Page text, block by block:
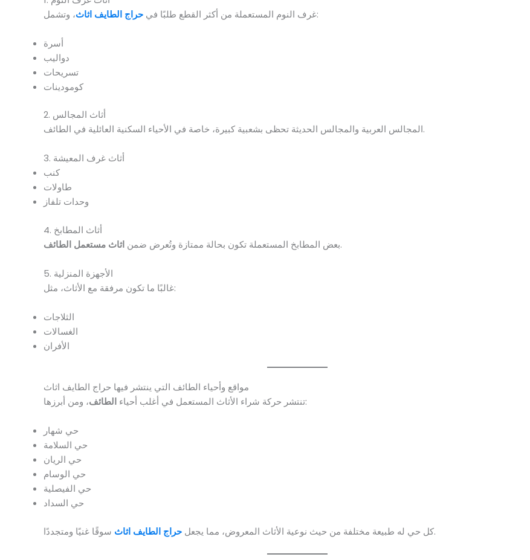
غرف النوم المستعملة من أكثر القطع طلبًا في حراج الطايف اثاث ، وتشمل:
أسرة
دواليب
تسريحات
كومودينات
2. أثاث المجالس
المجالس العربية والمجالس الحديثة تحظى بشعبية كبيرة، خاصة في الأحياء السكنية العائلية في الطائف.
3. أثاث غرف المعيشة
كنب
طاولات
وحدات تلفاز
4. أثاث المطابخ
بعض المطابخ المستعملة تكون بحالة ممتازة وتُعرض ضمن اثاث مستعمل الطائف .
5. الأجهزة المنزلية
غالبًا ما تكون مرفقة مع الأثاث، مثل:
الثلاجات
الغسالات
الأفران
مواقع وأحياء الطائف التي ينتشر فيها حراج الطايف اثاث
تنتشر حركة شراء الأثاث المستعمل في أغلب أحياء الطائف ، ومن أبرزها:
حي شهار
حي السلامة
حي الريان
حي الوسام
حي الفيصلية
حي السداد
كل حي له طبيعة مختلفة من حيث نوعية الأثاث المعروض، مما يجعل حراج الطايف اثاث سوقًا غنيًا ومتجددًا.